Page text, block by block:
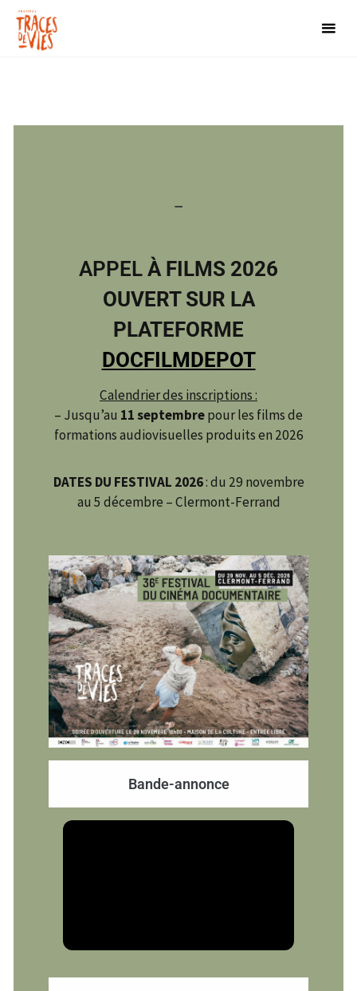
–
APPEL À FILMS 2026
OUVERT SUR LA
PLATEFORME
DOCFILMDEPOT
Calendrier des inscriptions :
– Jusqu’au 11 septembrepour les films de
formations audiovisuelles produits en 2026
DATES DU FESTIVAL 2026: du 29 novembre
au 5 décembre – Clermont-Ferrand
Bande-annonce